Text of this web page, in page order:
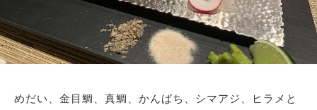
めだい、金目鯛、真鯛、かんぱち、シマアジ、ヒラメと